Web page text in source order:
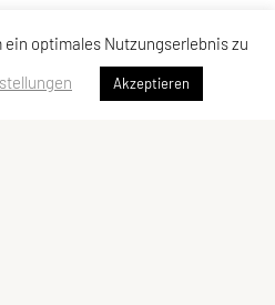
optimales Nutzungserlebnis zu
Akzeptieren